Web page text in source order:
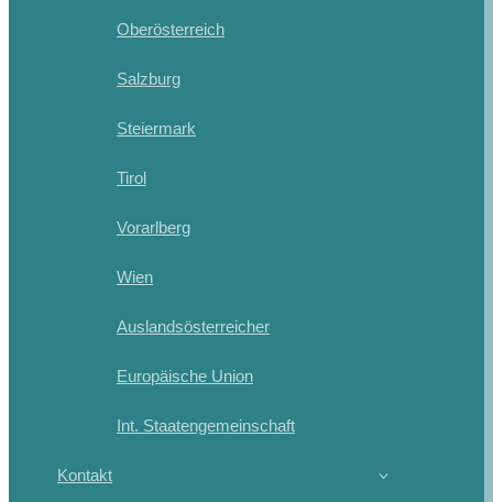
Oberösterreich
Salzburg
Steiermark
Tirol
Vorarlberg
Wien
Auslandsösterreicher
Europäische Union
Int. Staatengemeinschaft
Kontakt